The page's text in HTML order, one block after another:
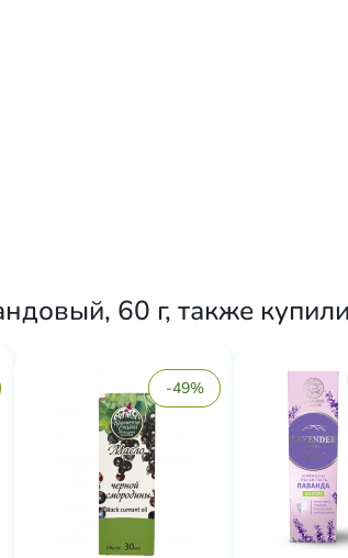
60 г, также купили
-49%